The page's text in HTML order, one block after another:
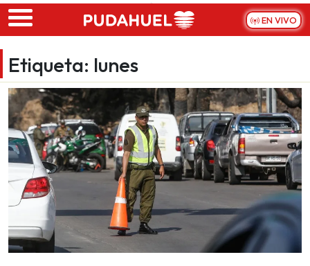
Skip to main content
EN VIVO
Etiqueta: lunes